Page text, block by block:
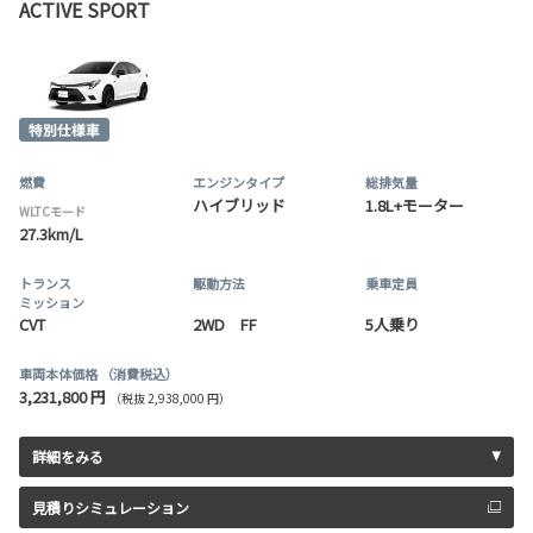
ACTIVE SPORT
燃費
WLTCモード
27.3km/L
エンジンタイプ
ハイブリッド
総排気量
1.8L+モーター
トランス
ミッション
CVT
駆動方法
2WD FF
乗車定員
5人乗り
車両本体価格 （消費税込）
3,231,800 円 （税抜 2,938,000 円）
詳細をみる
見積りシミュレーション